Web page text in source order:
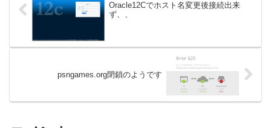
Oracle12Cでホスト名変更後接続出来
ず、、
psngames.org閉鎖のようです